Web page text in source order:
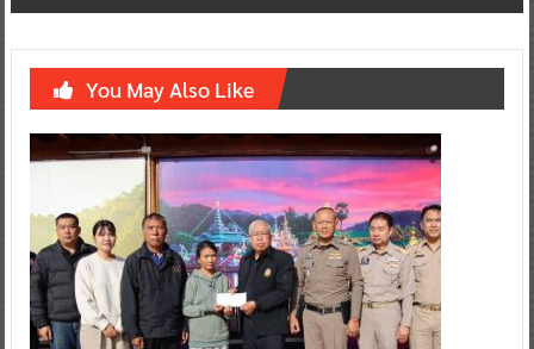
You May Also Like